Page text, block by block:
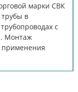
марки СВК
в
с
Монтаж
применения